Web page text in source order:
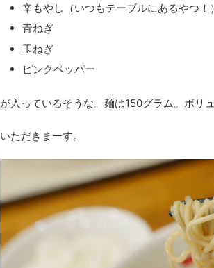
辛もやし（いつもテーブルにあるやつ！）
青ねぎ
玉ねぎ
ピンクペッパー
が入っているそうな。麺は150グラム。ボリ
いただきまーす。